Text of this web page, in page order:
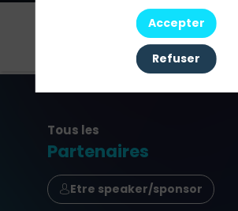
Agenda
Tous les
Partenaires
Etre speaker/sponsor
Accepter
Refuser